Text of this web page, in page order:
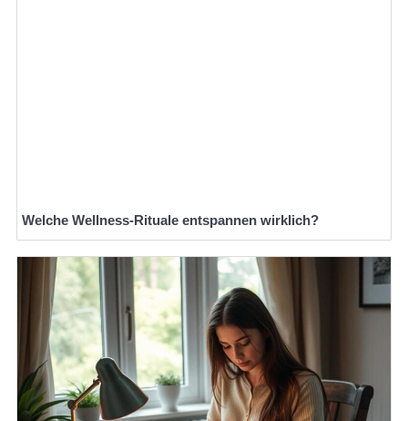
Welche Wellness-Rituale entspannen wirklich?